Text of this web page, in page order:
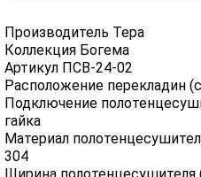
Производитель Тера
Коллекция Богема
Артикул ПСВ-24-02
Расположение перекладин
Подключение
гайка
Материал
304